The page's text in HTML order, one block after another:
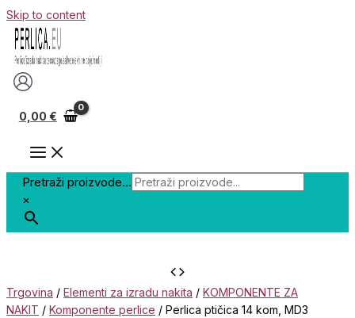
Skip to content
0,00 €
Pretraži proizvode...
×
Trgovina / Elementi za izradu nakita / KOMPONENTE ZA
NAKIT / Komponente perlice / Perlica ptičica 14 kom, MD3